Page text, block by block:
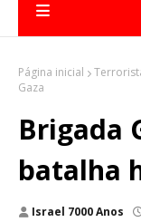
Página inicial
Gaza
Brigada
batalha
Israel 7000 Anos